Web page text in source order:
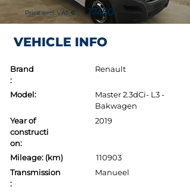
Price excl. VAT€ 17450
VEHICLE INFO
Brand
:
Model:
Renault
Master 2.3dCi- L3 -
Bakwagen
Year of
constructi
on:
2019
Mileage: (km)
110903
Transmission
:
Manueel